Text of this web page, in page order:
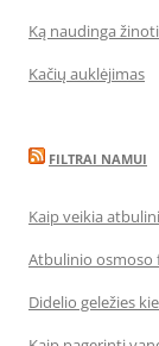
Ką naudinga
Kačių auklėjimas
FILTRAI NAMUI
Kaip veikia
Atbulinio osmoso
Didelio geležies